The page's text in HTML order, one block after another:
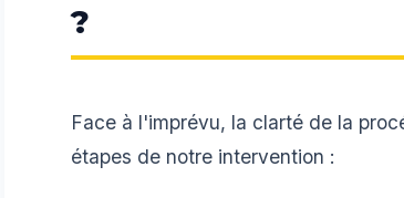
?
Face à l'imprévu, la clarté de la
étapes de notre intervention :